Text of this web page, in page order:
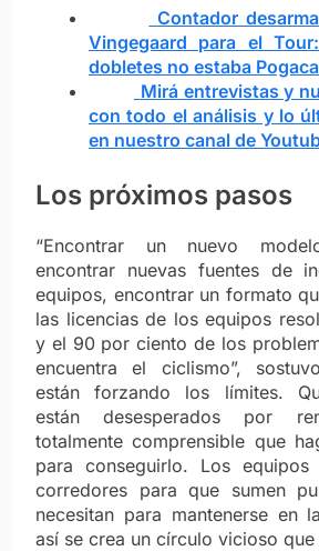
Contador
Vingegaard para el
dobletes no estaba
Mirá entrevistas y
con todo el análisis y lo
en nuestro canal de
Los próximos pasos
“Encontrar un nuevo
encontrar nuevas fuentes de
equipos, encontrar un formato
las licencias de los equipos
y el 90 por ciento de los
encuentra el ciclismo”,
están forzando los límites.
están desesperados por
totalmente comprensible que
para conseguirlo. Los
corredores para que sumen
necesitan para mantenerse en
así se crea un círculo vicioso que